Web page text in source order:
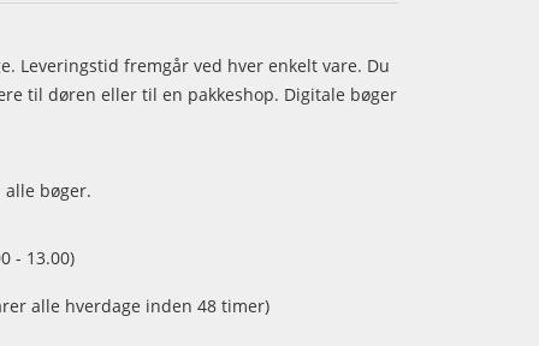
Leveringstid fremgår ved hver enkelt vare. Du
til døren eller til en pakkeshop. Digitale bøger
bøger.
- 13.00)
alle hverdage inden 48 timer)